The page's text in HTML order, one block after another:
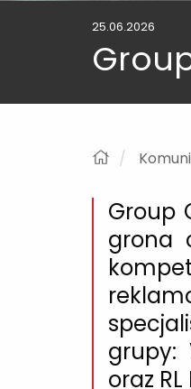
25.06.2026
Group
grona
grupy:
oraz